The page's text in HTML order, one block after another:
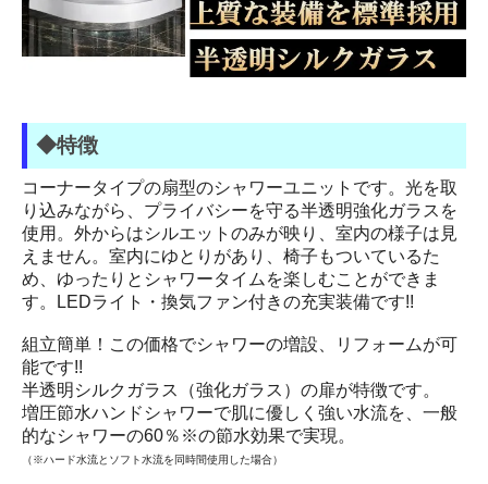
◆特徴
コーナータイプの扇型のシャワーユニットです。光を取
り込みながら、プライバシーを守る半透明強化ガラスを
使用。外からはシルエットのみが映り、室内の様子は見
えません。室内にゆとりがあり、椅子もついているた
め、ゆったりとシャワータイムを楽しむことができま
す。LEDライト・換気ファン付きの充実装備です!!
組立簡単！この価格でシャワーの増設、リフォームが可
能です!!
半透明シルクガラス（強化ガラス）の扉が特徴です。
増圧節水ハンドシャワーで肌に優しく強い水流を、一般
的なシャワーの60％※の節水効果で実現。
（※ハード水流とソフト水流を同時間使用した場合）